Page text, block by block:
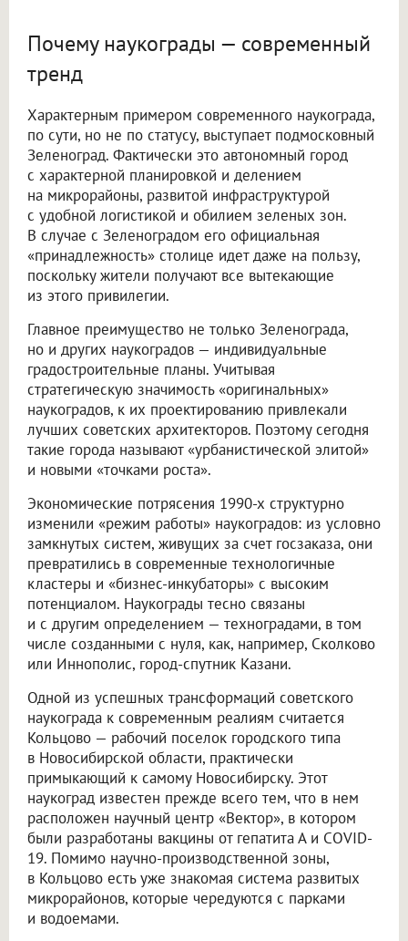
Почему наукограды — современный
тренд
Характерным примером современного наукограда,
по сути, но не по статусу, выступает подмосковный
Зеленоград. Фактически это автономный город
с характерной планировкой и делением
на микрорайоны, развитой инфраструктурой
с удобной логистикой и обилием зеленых зон.
В случае с Зеленоградом его официальная
«принадлежность» столице идет даже на пользу,
поскольку жители получают все вытекающие
из этого привилегии.
Главное преимущество не только Зеленограда,
но и других наукоградов — индивидуальные
градостроительные планы. Учитывая
стратегическую значимость «оригинальных»
наукоградов, к их проектированию привлекали
лучших советских архитекторов. Поэтому сегодня
такие города называют «урбанистической элитой»
и новыми «точками роста».
Экономические потрясения 1990-х структурно
изменили «режим работы» наукоградов: из условно
замкнутых систем, живущих за счет госзаказа, они
превратились в современные технологичные
кластеры и «бизнес-инкубаторы» с высоким
потенциалом. Наукограды тесно связаны
и с другим определением — техноградами, в том
числе созданными с нуля, как, например, Сколково
или Иннополис, город-спутник Казани.
Одной из успешных трансформаций советского
наукограда к современным реалиям считается
Кольцово — рабочий поселок городского типа
в Новосибирской области, практически
примыкающий к самому Новосибирску. Этот
наукоград известен прежде всего тем, что в нем
расположен научный центр «Вектор», в котором
были разработаны вакцины от гепатита А и COVID-
19. Помимо научно-производственной зоны,
в Кольцово есть уже знакомая система развитых
микрорайонов, которые чередуются с парками
и водоемами.